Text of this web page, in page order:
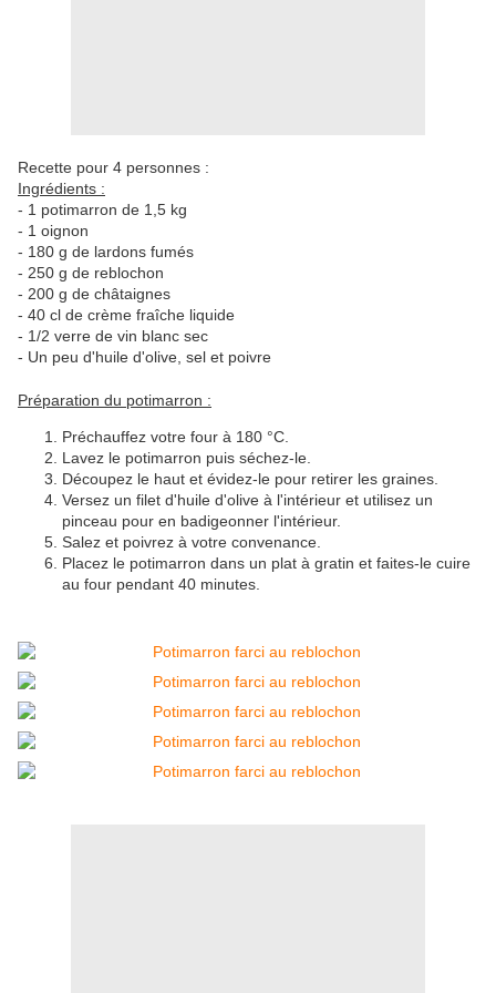
Recette pour 4 personnes :
Ingrédients :
- 1 potimarron de 1,5 kg
- 1 oignon
- 180 g de lardons fumés
- 250 g de reblochon
- 200 g de châtaignes
- 40 cl de crème fraîche liquide
- 1/2 verre de vin blanc sec
- Un peu d'huile d'olive, sel et poivre
Préparation du potimarron :
Préchauffez votre four à 180 °C.
Lavez le potimarron puis séchez-le.
Découpez le haut et évidez-le pour retirer les graines.
Versez un filet d'huile d'olive à l'intérieur et utilisez un
pinceau pour en badigeonner l'intérieur.
Salez et poivrez à votre convenance.
Placez le potimarron dans un plat à gratin et faites-le cuire
au four pendant 40 minutes.